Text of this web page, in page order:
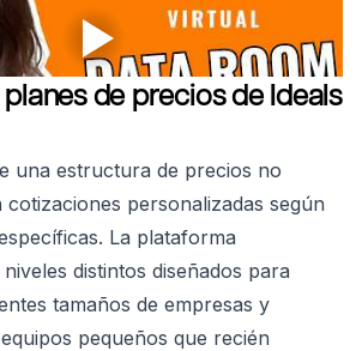
de precios de Ideals
una estructura de precios no
personalizadas según
La plataforma
distintos diseñados para
tamaños de empresas y
pequeños que recién